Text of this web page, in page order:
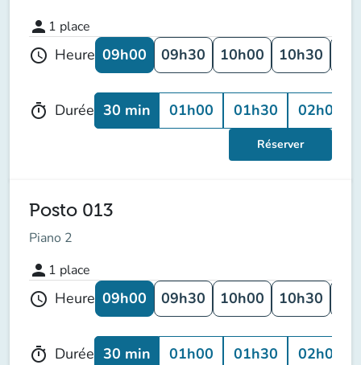
person 1 place
schedule Heure 09h00 09h30 10h00 10h30
timer Durée 30 min 01h00 01h30 02h00
Réserver
Posto 013
Piano 2
person 1 place
schedule Heure 09h00 09h30 10h00 10h30
timer Durée 30 min 01h00 01h30 02h00